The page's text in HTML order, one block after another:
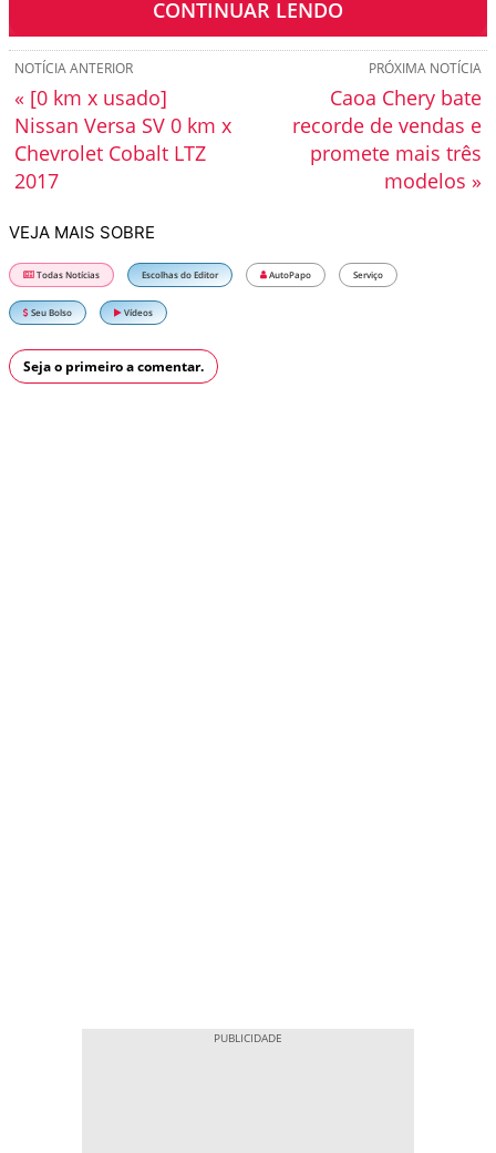
CONTINUAR LENDO
PRÓXIMA NOTÍCIA
Caoa Chery bate
recorde de vendas e
promete mais três
modelos »
NOTÍCIA ANTERIOR
« [0 km x usado]
Nissan Versa SV 0 km x
Chevrolet Cobalt LTZ
2017
VEJA MAIS SOBRE
Todas Notícias Escolhas do Editor AutoPapo Serviço
Seu Bolso Vídeos
Seja o primeiro a comentar.